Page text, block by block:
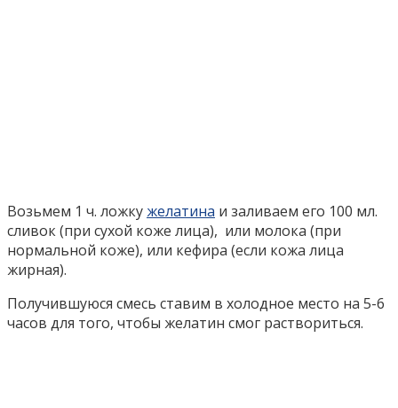
Возьмем 1 ч. ложкужелатина и заливаем его 100 мл.
сливок (при сухой коже лица), или молока (при
нормальной коже), или кефира (если кожа лица
жирная).
Получившуюся смесь ставим в холодное место на 5-6
часов для того, чтобы желатин смог раствориться.